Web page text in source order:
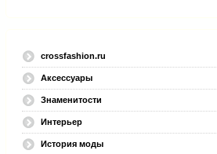
crossfashion.ru
Аксессуары
Знаменитости
Интерьер
История моды